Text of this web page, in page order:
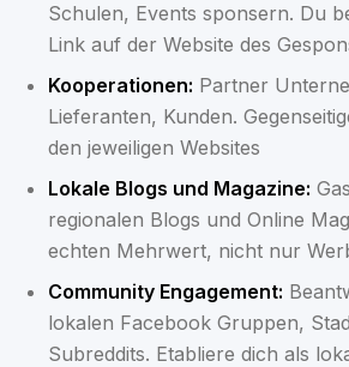
Schulen, Events sponsern. Du
Link auf der Website des
Kooperationen: Partner
Lieferanten, Kunden.
den jeweiligen Websites
Lokale Blogs und Magazine:
regionalen Blogs und Online
echten Mehrwert, nicht nur
Community Engagement:
lokalen Facebook Gruppen,
Subreddits. Etabliere dich als